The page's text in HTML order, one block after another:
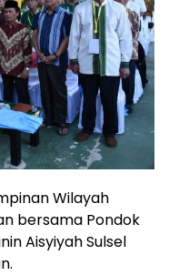
Wilayah
bersama Pondok
Aisyiyah Sulsel